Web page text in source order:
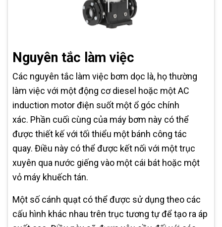
Nguyên tắc làm việc
Các nguyên tắc làm việc bơm dọc là, họ thường
làm việc với một động cơ diesel hoặc một AC
induction motor điện suốt một ổ góc chính
xác. Phần cuối cùng của máy bơm này có thể
được thiết kế với tối thiểu một bánh công tác
quay. Điều này có thể được kết nối với một trục
xuyên qua nước giếng vào một cái bát hoặc một
vỏ máy khuếch tán.
Một số cánh quạt có thể được sử dụng theo các
cấu hình khác nhau trên trục tương tự để tạo ra áp